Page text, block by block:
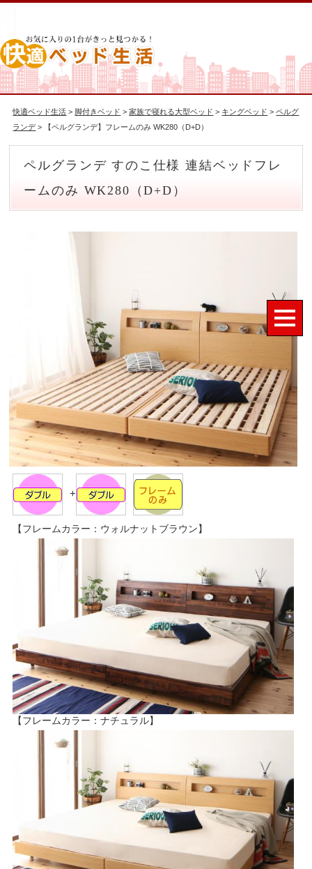
快適ベッド生活 > 脚付きベッド >家族で寝れる大型ベッド > キングベッド >ペルグ
ランデ > 【ペルグランデ】フレームのみ WK280（D+D）
ペルグランデ すのこ仕様 連結ベッドフレ
ームのみ WK280（D+D）
+
【フレームカラー：ウォルナットブラウン】
【フレームカラー：ナチュラル】